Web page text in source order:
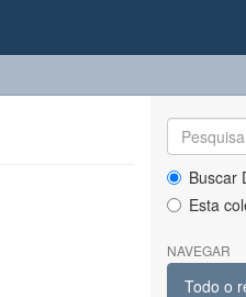
Buscar
Esta
NAVEGAR
Todo o